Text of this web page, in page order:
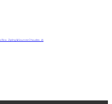
. Zipling & Sources Chaudes . J6